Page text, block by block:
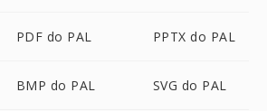
PDF do PAL PPTX do PAL
BMP do PAL SVG do PAL